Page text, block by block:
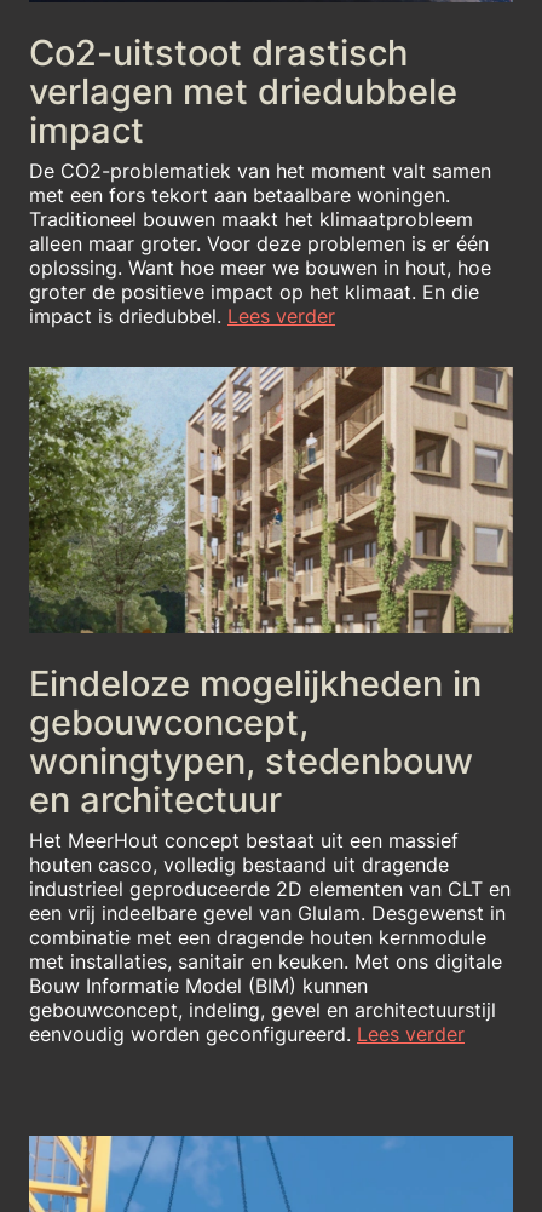
Co2-uitstoot drastisch
verlagen met driedubbele
impact
De CO2-problematiek van het moment valt samen
met een fors tekort aan betaalbare woningen.
Traditioneel bouwen maakt het klimaatprobleem
alleen maar groter. Voor deze problemen is er één
oplossing. Want hoe meer we bouwen in hout, hoe
groter de positieve impact op het klimaat. En die
impact is driedubbel. Lees verder
Eindeloze mogelijkheden in
gebouwconcept,
woningtypen, stedenbouw
en architectuur
Het MeerHout concept bestaat uit een massief
houten casco, volledig bestaand uit dragende
industrieel geproduceerde 2D elementen van CLT en
een vrij indeelbare gevel van Glulam. Desgewenst in
combinatie met een dragende houten kernmodule
met installaties, sanitair en keuken. Met ons digitale
Bouw Informatie Model (BIM) kunnen
gebouwconcept, indeling, gevel en architectuurstijl
eenvoudig worden geconfigureerd. Lees verder